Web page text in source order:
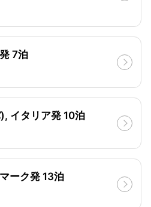
7泊
イタリア発 10泊
ーク発 13泊